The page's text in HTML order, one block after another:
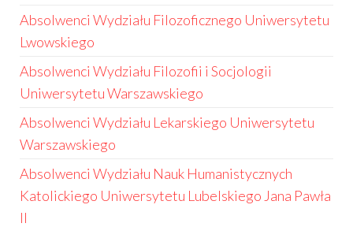
Absolwenci Wydziału Filozoficznego Uniwersytetu
Lwowskiego
Absolwenci Wydziału Filozofii i Socjologii
Uniwersytetu Warszawskiego
Absolwenci Wydziału Lekarskiego Uniwersytetu
Warszawskiego
Absolwenci Wydziału Nauk Humanistycznych
Katolickiego Uniwersytetu Lubelskiego Jana Pawła
II